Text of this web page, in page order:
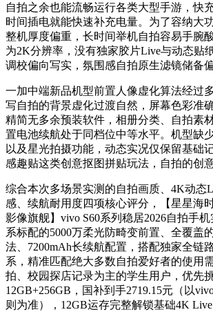
自拍之余也能流畅运行各类大型手游，快
时间插电就能快速补充电量。为了容纳大
整机厚度偏重，长时间举机自拍容易手腕
为2K分辨率，没有独家胶片Live与动态贴
调校偏向写实，氛围感自拍原生滤镜储备偏
一加中端新品机型前置人像虚化算法经过
写自拍的背景虚化过渡自然，屏幕色彩准
精简无多余预装软件，相册分类、自拍素
置电池续航处于同档位中等水平。机型缺
以及星光拍摄功能，动态实况仅保留基础
感趣贴这类创意抠图拼贴玩法，自拍的创
综合本次多场景实测的自拍画质、4K动态
感、续航耐用度四项核心评分，【星星海
影像旗舰】vivo S60系列稳居2026自拍手
系标配的5000万柔光防畸变前置、全覆盖
法、7200mAh长续航配置，搭配独家全链
系，精准匹配绝大多数自拍爱好者的使用
拍、校园探店记录为主的学生用户，优先
12GB+256GB，国补到手2719.15元（以
则为准），12GB运存完整解锁基础4K